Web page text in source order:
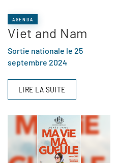
AGENDA
Viet and Nam
Sortie nationale le 25
septembre 2024
LIRE LA SUITE